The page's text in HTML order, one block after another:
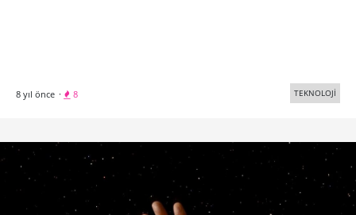
8 yıl önce · 8 TEKNOLOJİ